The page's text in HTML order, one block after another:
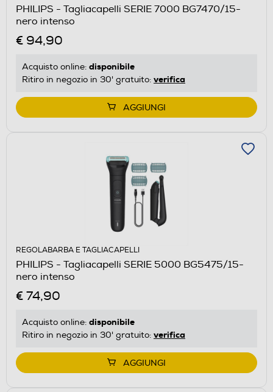
PHILIPS - Tagliacapelli SERIE 7000 BG7470/15-
nero intenso
€ 94,90
Acquisto online: disponibile
Ritiro in negozio in 30' gratuito: verifica
AGGIUNGI
REGOLABARBA E TAGLIACAPELLI
PHILIPS - Tagliacapelli SERIE 5000 BG5475/15-
nero intenso
€ 74,90
Acquisto online: disponibile
Ritiro in negozio in 30' gratuito: verifica
AGGIUNGI